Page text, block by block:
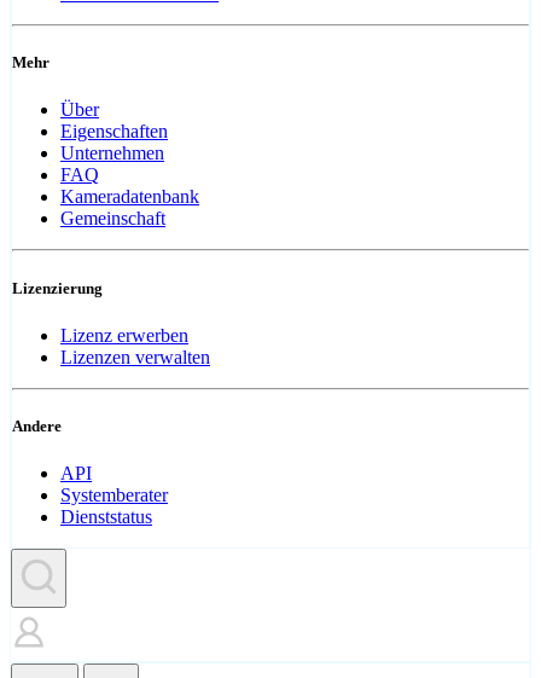
Mehr
Über
Eigenschaften
Unternehmen
FAQ
Kameradatenbank
Gemeinschaft
Lizenzierung
Lizenz erwerben
Lizenzen verwalten
Andere
API
Systemberater
Dienststatus